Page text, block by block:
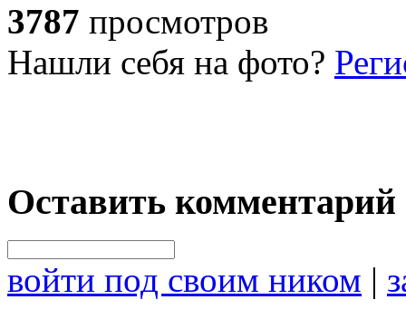
3787 просмотров
Нашли себя на фото?
Оставить комментарий
войти под своим ником |